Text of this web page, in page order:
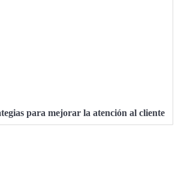
para mejorar la atención al cliente